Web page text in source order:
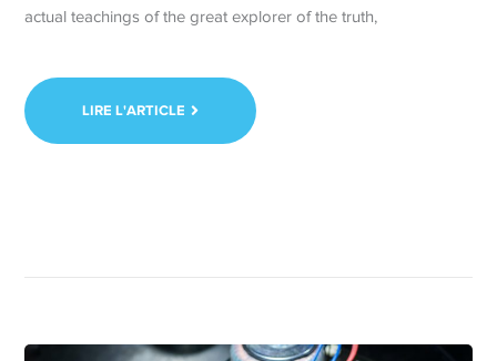
actual teachings of the great explorer of the truth,
LIRE L'ARTICLE